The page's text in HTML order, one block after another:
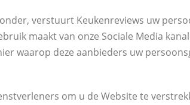
verstuurt Keukenreviews uw
maakt van onze Sociale Media
waarop deze aanbieders uw
om u de Website te